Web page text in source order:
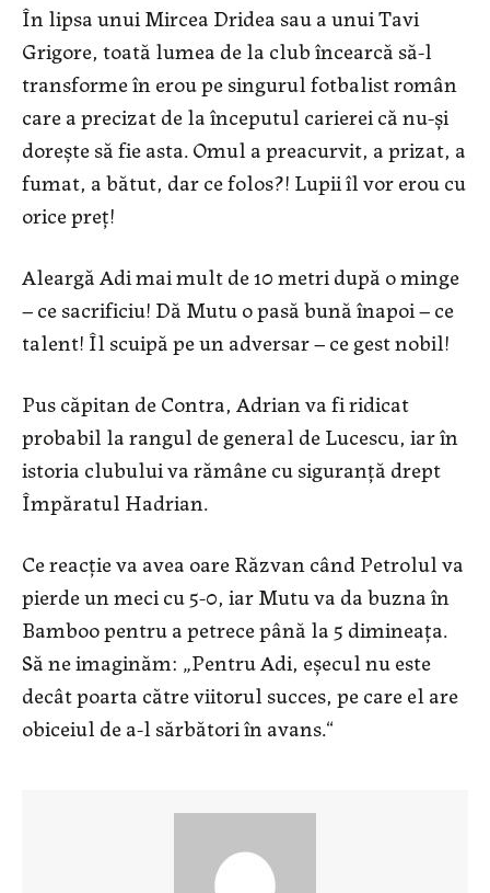
În lipsa unui Mircea Dridea sau a unui Tavi
Grigore, toată lumea de la club încearcă să-l
transforme în erou pe singurul fotbalist român
care a precizat de la începutul carierei că nu-și
dorește să fie asta. Omul a preacurvit, a prizat, a
fumat, a bătut, dar ce folos?! Lupii îl vor erou cu
orice preț!
Aleargă Adi mai mult de 10 metri după o minge
– ce sacrificiu! Dă Mutu o pasă bună înapoi – ce
talent! Îl scuipă pe un adversar – ce gest nobil!
Pus căpitan de Contra, Adrian va fi ridicat
probabil la rangul de general de Lucescu, iar în
istoria clubului va rămâne cu siguranță drept
Împăratul Hadrian.
Ce reacție va avea oare Răzvan când Petrolul va
pierde un meci cu 5-0, iar Mutu va da buzna în
Bamboo pentru a petrece până la 5 dimineața.
Să ne imaginăm: „Pentru Adi, eșecul nu este
decât poarta către viitorul succes, pe care el are
obiceiul de a-l sărbători în avans.“